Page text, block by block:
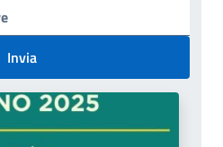
Invia